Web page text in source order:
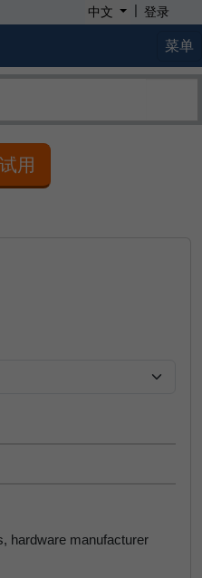
中文 | 登录
菜单
用
hardware manufacturer